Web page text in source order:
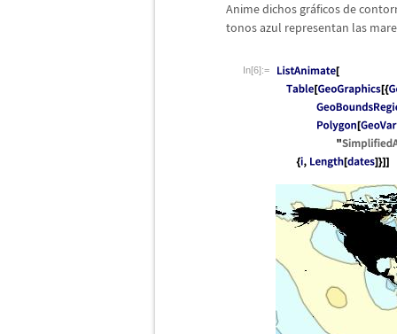
Anime dichos gráficos de
tonos azul representan las
In[6]:=